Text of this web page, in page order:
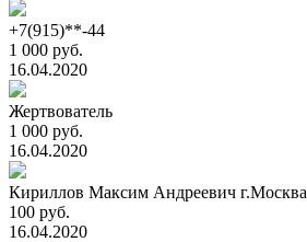
+7(915)**-44
1 000 руб.
16.04.2020
Жертвователь
1 000 руб.
16.04.2020
Кириллов Максим Андреевич г.Москва
100 руб.
16.04.2020